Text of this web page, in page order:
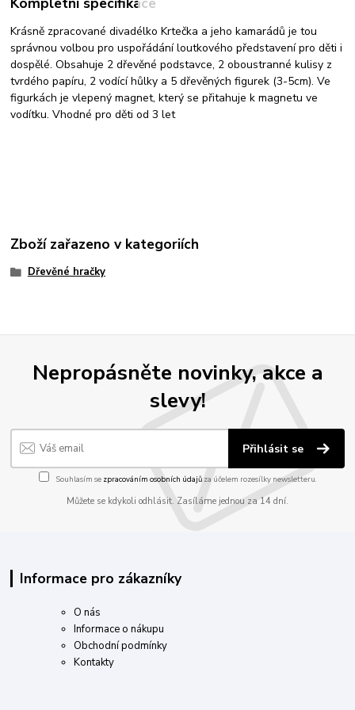
Krásně zpracované divadélko Krtečka a jeho kamarádů je tou
správnou volbou pro uspořádání loutkového představení pro děti i
dospělé. Obsahuje 2 dřevěné podstavce, 2 oboustranné kulisy z
tvrdého papíru, 2 vodící hůlky a 5 dřevěných figurek (3-5cm). Ve
figurkách je vlepený magnet, který se přitahuje k magnetu ve
vodítku. Vhodné pro děti od 3 let
Zboží zařazeno v kategoriích
Dřevěné hračky
Nepropásněte novinky, akce a
slevy!
Přihlásit se
Souhlasím se zpracováním osobních údajůza účelem rozesílky newsletteru.
Můžete se kdykoli odhlásit. Zasíláme jednou za 14 dní.
Informace pro zákazníky
O nás
Informace o nákupu
Obchodní podmínky
Kontakty